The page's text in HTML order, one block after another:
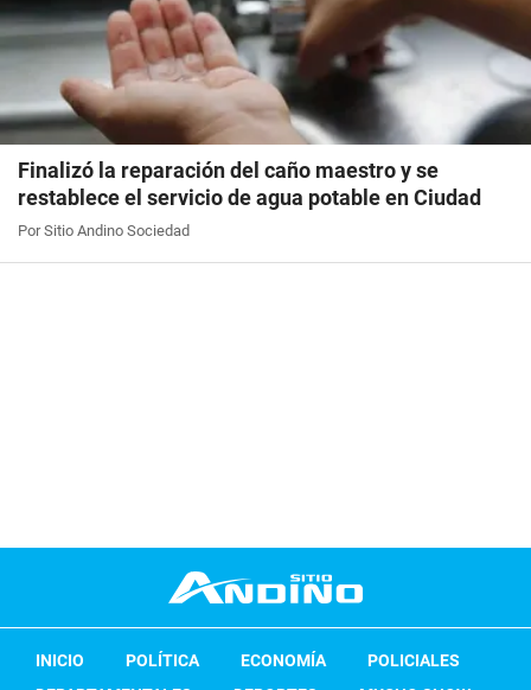
Finalizó la reparación del caño maestro y se
restablece el servicio de agua potable en Ciudad
Por Sitio Andino Sociedad
INICIO POLÍTICA ECONOMÍA
POLICIALES